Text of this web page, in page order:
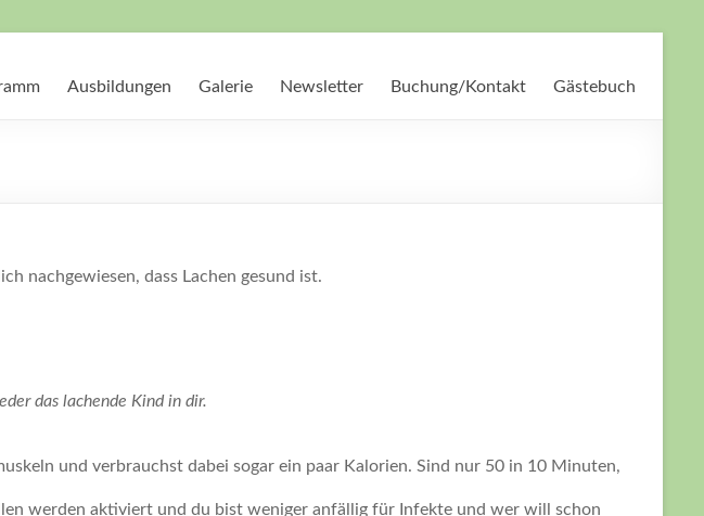
Ausbildungen Galerie Newsletter Buchung/Kontakt Gästebuch
nachgewiesen, dass Lachen gesund ist.
das lachende Kind in dir.
und verbrauchst dabei sogar ein paar Kalorien. Sind nur 50 in 10 Minuten,
werden aktiviert und du bist weniger anfällig für Infekte und wer will schon